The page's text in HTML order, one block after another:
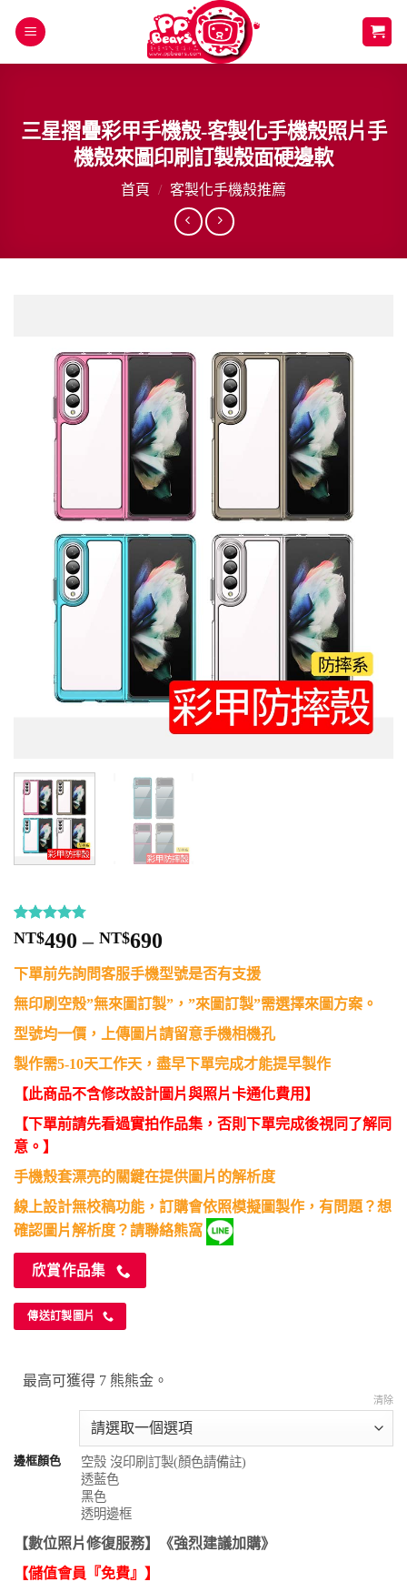
三星摺疊彩甲手機殼-客製化手機殼照片手
機殼來圖印刷訂製殼面硬邊軟
首頁 / 客製化手機殼推薦
評分4.75
/ 5，已有
12
位顧客進
行評分
NT$490 – NT$690
格
範
圍：
NT$490
到
NT$690
下單前先詢問客服手機型號是否有支援
無印刷空殼”無來圖訂製”，”來圖訂製”需選擇來圖方案。
型號均一價，上傳圖片請留意手機相機孔
製作需5-10天工作天，盡早下單完成才能提早製作
【此商品不含修改設計圖片與照片卡通化費用】
【下單前請先看過實拍作品集，否則下單完成後視同了解同
意。】
手機殼套漂亮的關鍵在提供圖片的解析度
線上設計無校稿功能，訂購會依照模擬圖製作，有問題？想
確認圖片解析度？請聯絡熊窩
欣賞作品集
傳送訂製圖片
最高可獲得 7 熊熊金。
邊框顏色
清除
【數位照片修復服務】《強烈建議加購》
【儲值會員『免費』】